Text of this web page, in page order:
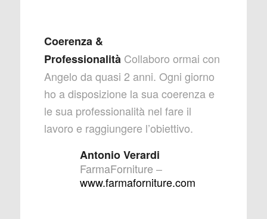
Coerenza &
ProfessionalitàCollaboro ormai con
Angelo da quasi 2 anni. Ogni giorno
ho a disposizione la sua coerenza e
le sua professionalità nel fare il
lavoro e raggiungere l’obiettivo.
Antonio Verardi
FarmaForniture –
www.farmaforniture.com